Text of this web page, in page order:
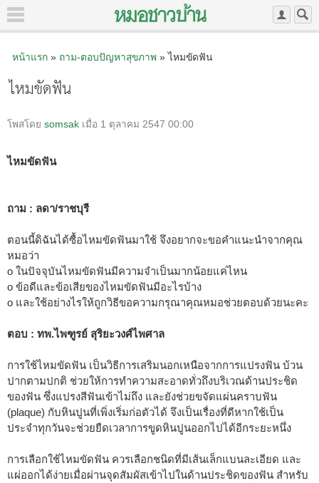
หน้าแรก» ถาม-ตอบปัญหาสุขภาพ» ไหมขัดฟัน
ไหมขัดฟัน
โพสโดย somsak เมื่อ 1 ตุลาคม 2547 00:00
ไหมขัดฟัน
ถาม : ลดา/ราชบุรี
ตอนนี้ดิฉันได้ซื้อไหมขัดฟันมาใช้ จึงอยากจะขอคำแนะนำจากคุณ
หมอว่า
o ในปัจจุบันไหมขัดฟันมีความจำเป็นมากน้อยแค่ไหน
o ข้อดีและข้อเสียของไหมขัดฟันมีอะไรบ้าง
o และใช้อย่างไรให้ถูกวิธีขอความกรุณาคุณหมอช่วยตอบด้วยนะคะ
ตอบ : ทพ.ไพฑูรย์ สุริยะวงศ์ไพศาล
การใช้ไหมขัดฟัน เป็นวิธีการเสริมนอกเหนือจากการแปรงฟัน บ้วน
ปากตามปกติ ช่วยให้การทำความสะอาดทั่วถึงบริเวณด้านประชิด
ของฟัน ซึ่งแปรงสีฟันเข้าไม่ถึง และยังช่วยขจัดแผ่นคราบฟัน
(plaque) กับหินปูนที่เพิ่งเริ่มก่อตัวได้ จึงเป็นเรื่องที่ดีหากใช้เป็น
ประจำทุกวันจะช่วยยืดเวลาการขูดหินปูนออกไปได้อีกระยะหนึ่ง
การเลือกใช้ไหมขัดฟัน ควรเลือกชนิดที่มีเส้นเล็กแบนละเอียด และ
แผ่ออกได้ง่ายเมื่อผ่านจุดสัมผัสเข้าไปในด้านประชิดของฟัน สำหรับ